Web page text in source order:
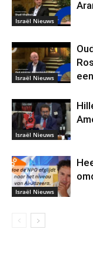
Israël Nieuws
Israël Nieuws
Israël Nieuws
Israël Nieuws